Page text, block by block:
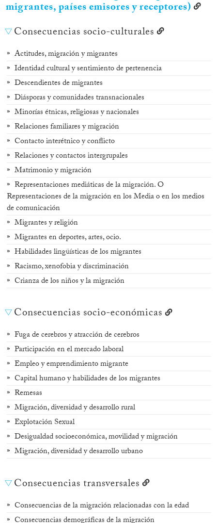
migrantes, países emisores y receptores)
Consecuencias socio-culturales
Actitudes, migración y migrantes
Identidad cultural y sentimiento de pertenencia
Descendientes de migrantes
Diásporas y comunidades transnacionales
Minorías étnicas, religiosas y nacionales
Relaciones familiares y migración
Contacto interétnico y conflicto
Relaciones y contactos intergrupales
Matrimonio y migración
Representaciones mediáticas de la migración. O
Representaciones de la migración en los Media o en los medios
de comunicación
Migrantes y religión
Migrantes en deportes, artes, ocio.
Habilidades lingüísticas de los migrantes
Racismo, xenofobia y discriminación
Crianza de los niños y la migración
Consecuencias socio-económicas
Fuga de cerebros y atracción de cerebros
Participación en el mercado laboral
Empleo y emprendimiento migrante
Capital humano y habilidades de los migrantes
Remesas
Migración, diversidad y desarrollo rural
Explotación Sexual
Desigualdad socioeconómica, movilidad y migración
Migración, diversidad y desarrollo urbano
Consecuencias transversales
Consecuencias de la migración relacionadas con la edad